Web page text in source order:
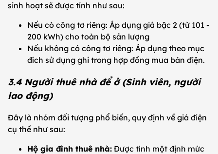
sinh hoạt sẽ được tính như sau:
Nếu có công tơ riêng: Áp dụng giá bậc 2 (từ 101 -
200 kWh) cho toàn bộ sản lượng
Nếu không có công tơ riêng: Áp dụng theo mục
đích sử dụng ghi trong hợp đồng mua bán điện.
3.4 Người thuê nhà để ở (Sinh viên, người
lao động)
Đây là nhóm đối tượng phổ biến, quy định về giá điện
cụ thể như sau:
Hộ gia đình thuê nhà: Được tính một định mức